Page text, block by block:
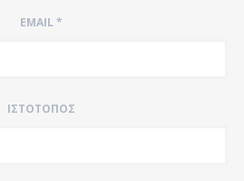
EMAIL*
ΙΣΤΌΤΟΠΟΣ